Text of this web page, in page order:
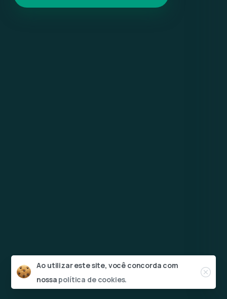
Ao utilizar este site, você concorda com
nossa política de cookies.